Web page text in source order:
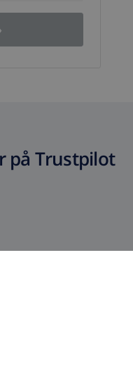
på Trustpilot